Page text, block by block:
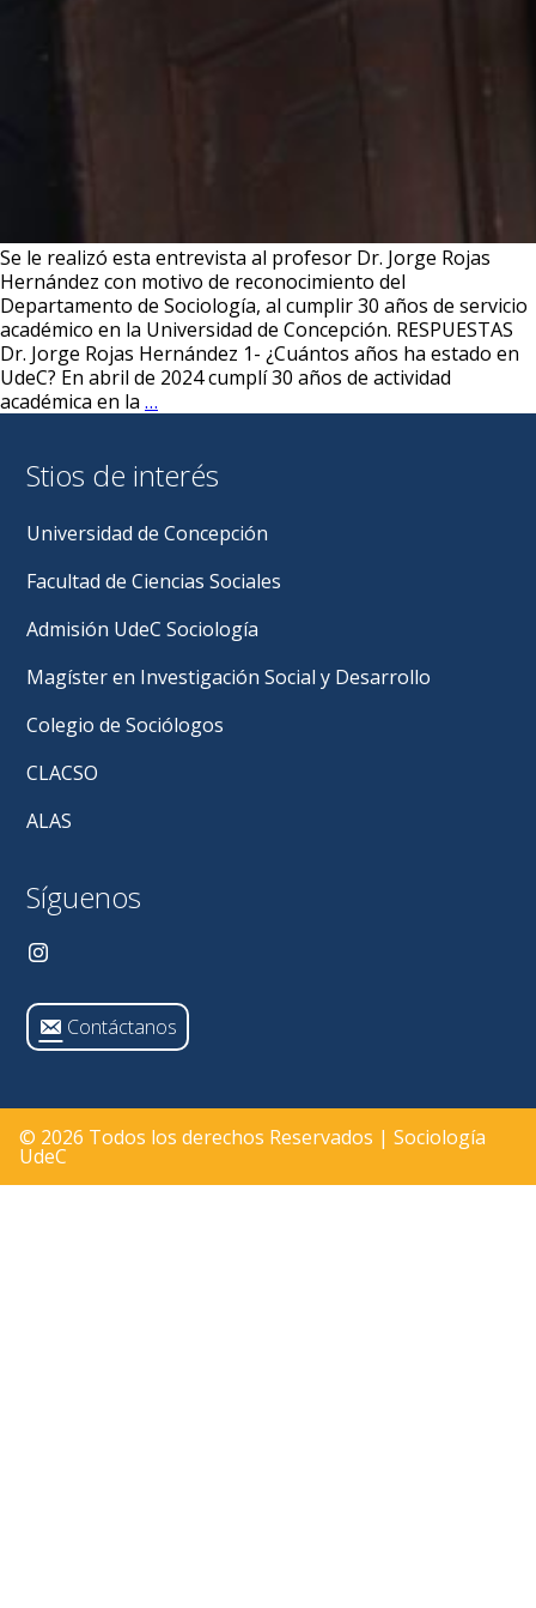
Se le realizó esta entrevista al profesor Dr. Jorge Rojas
Hernández con motivo de reconocimiento del
Departamento de Sociología, al cumplir 30 años de servicio
académico en la Universidad de Concepción. RESPUESTAS
Dr. Jorge Rojas Hernández 1- ¿Cuántos años ha estado en
UdeC? En abril de 2024 cumplí 30 años de actividad
académica en la …
el
Jorge
Rojas
Hernández:
Celebrando
30
Años
Trayectoria
Académica
en
Stios de interés
Universidad de Concepción
Facultad de Ciencias Sociales
Admisión UdeC Sociología
Magíster en Investigación Social y Desarrollo
Colegio de Sociólogos
CLACSO
ALAS
Síguenos
Contáctanos
© 2026 Todos los derechos Reservados | Sociología
UdeC